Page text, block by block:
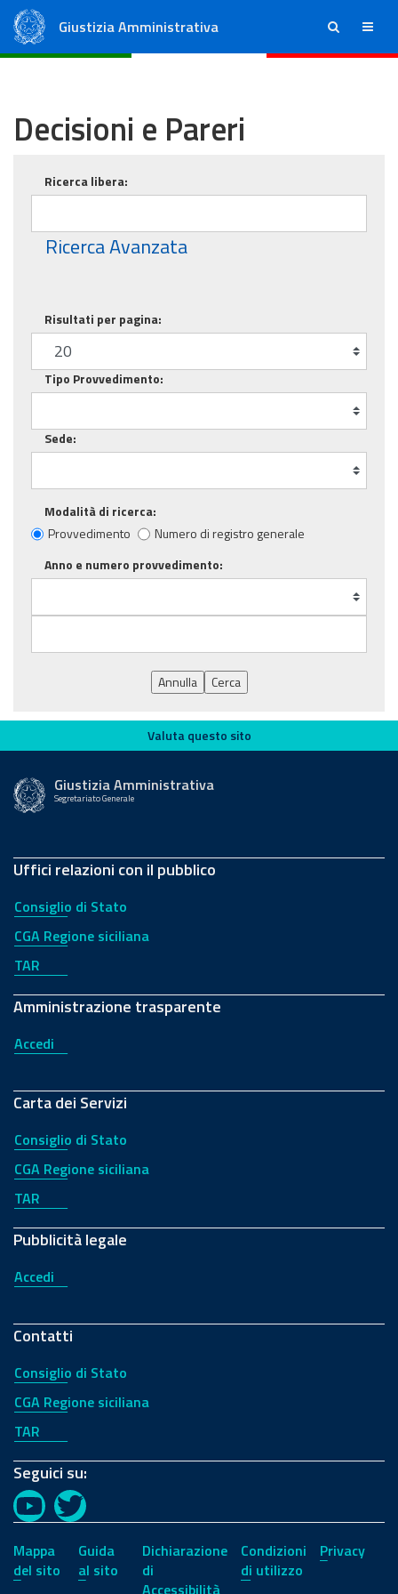
Giustizia Amministrativa ricerca menu
Decisioni e Pareri
Ricerca base
Ricerca libera:
Ricerca Avanzata
Risultati per pagina:
Tipo Provvedimento:
Sede:
Modalità di ricerca:
Provvedimento
Numero di registro generale
Anno e numero provvedimento:
Annulla Cerca
Valuta questo sito
Valuta questo sito
Giustizia Amministrativa
Segretariato Generale
Uffici relazioni con il pubblico
Consiglio di Stato
CGA Regione siciliana
TAR
Amministrazione trasparente
Accedi
Carta dei Servizi
Consiglio di Stato
CGA Regione siciliana
TAR
Pubblicità legale
Accedi
Contatti
Consiglio di Stato
CGA Regione siciliana
TAR
Seguici su:
YouTubeTwitter
Mappa
del sito
Guida
al sito
Dichiarazione
di
Accessibilità
Condizioni
di utilizzo
Privacy